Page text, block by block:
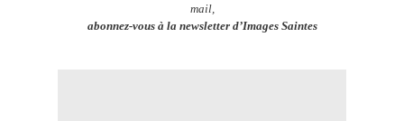
mail,
abonnez-vous à la newsletter d’Images Saintes